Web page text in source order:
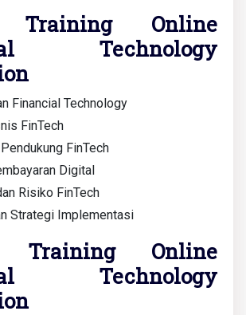
Training Online
Technology
Financial Technology
FinTech
FinTech
Digital
Risiko FinTech
Strategi Implementasi
Training Online
Technology